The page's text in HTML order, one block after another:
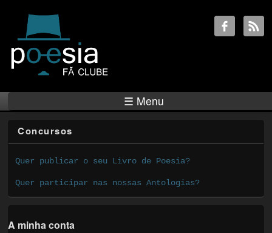
☰ Menu
Concursos
Quer publicar o seu Livro de Poesia?
Quer participar nas nossas Antologias?
A minha conta